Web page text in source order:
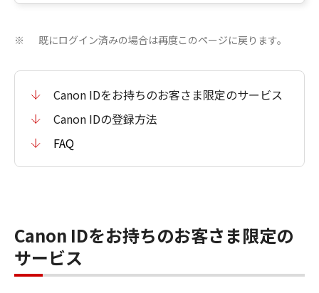
※ 既にログイン済みの場合は再度このページに戻ります。
Canon IDをお持ちのお客さま限定のサービス
Canon IDの登録方法
FAQ
Canon IDをお持ちのお客さま限定の
サービス